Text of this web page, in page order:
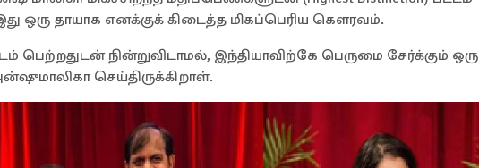
ஒரு தாயாக எனக்குக் கிடைத்த மிகப்பெரிய கௌரவம்.
பெற்றதுடன் நின்றுவிடாமல், இந்தியாவிற்கே பெருமை சேர்க்கும் ஒரு
செய்திருக்கிறாள்.